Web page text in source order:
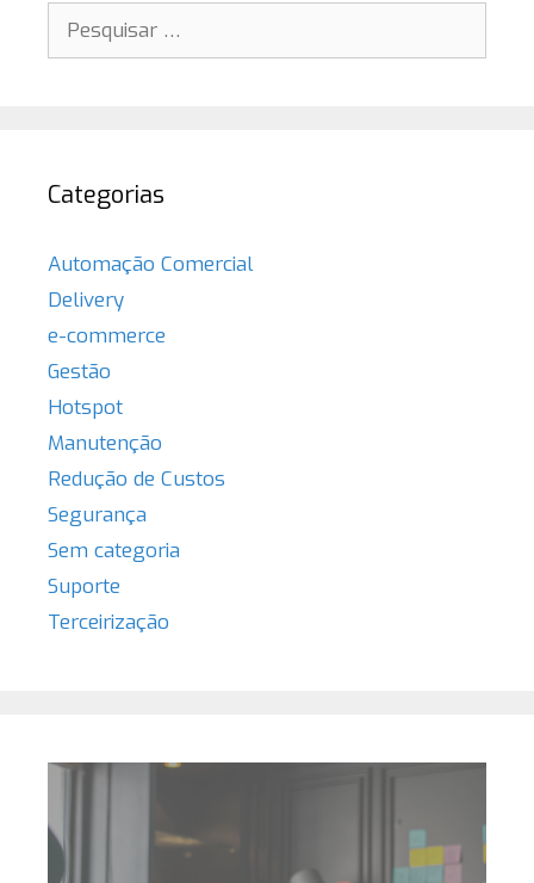
Pesquisar
por:
Categorias
Automação Comercial
Delivery
e-commerce
Gestão
Hotspot
Manutenção
Redução de Custos
Segurança
Sem categoria
Suporte
Terceirização